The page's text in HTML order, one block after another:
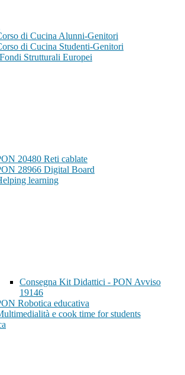
di Cucina Alunni-Genitori
di Cucina Studenti-Genitori
Strutturali Europei
20480 Reti cablate
28966 Digital Board
learning
Consegna Kit Didattici - PON Avviso
19146
Robotica educativa
e cook time for students